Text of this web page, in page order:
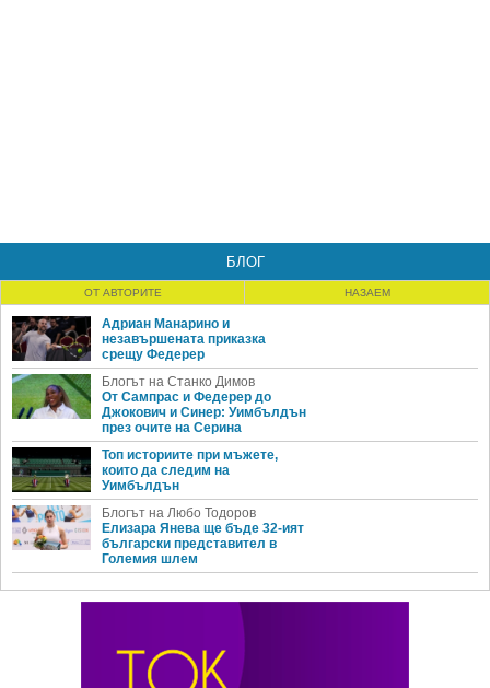
БЛОГ
ОТ АВТОРИТЕ НАЗАЕМ
Адриан Манарино и
незавършената приказка
срещу Федерер
Блогът на Станко Димов
От Сампрас и Федерер до
Джокович и Синер: Уимбълдън
през очите на Серина
Топ историите при мъжете,
които да следим на
Уимбълдън
Блогът на Любо Тодоров
Елизара Янева ще бъде 32-ият
български представител в
Големия шлем